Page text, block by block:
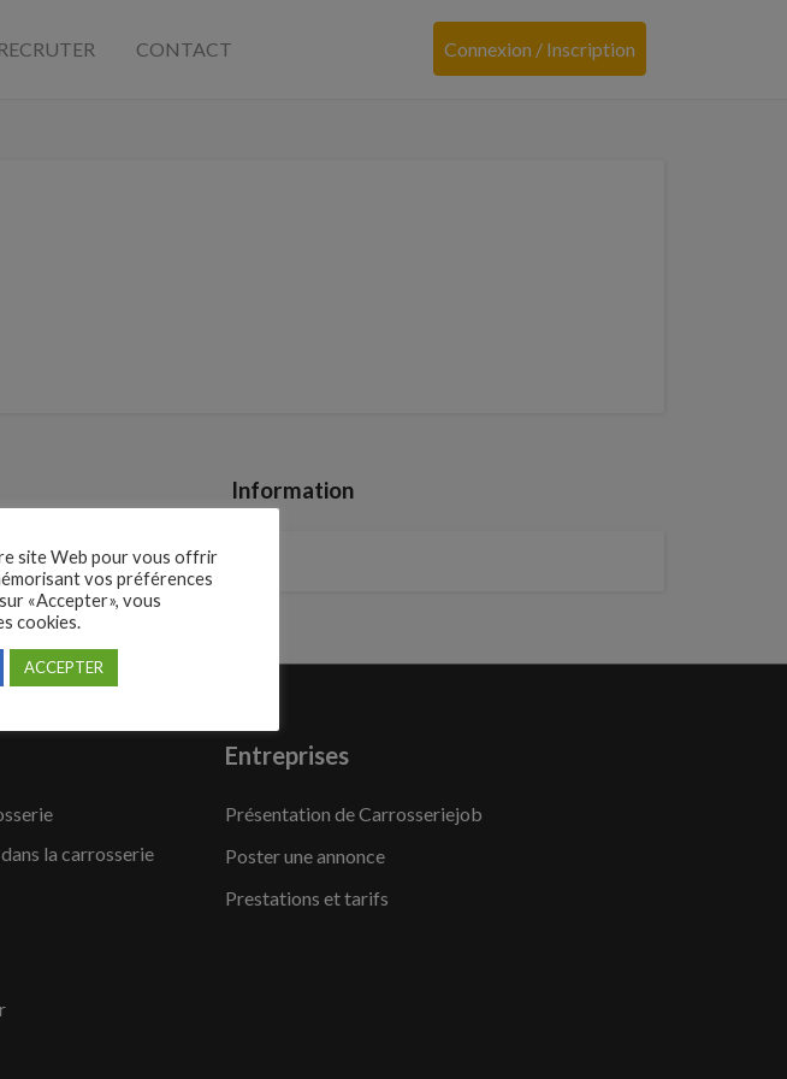
RECRUTER CONTACT Connexion / Inscription
Information
la carrosserie
Entreprises
Présentation de Carrosseriejob
Poster une annonce
Prestations et tarifs
site Web pour vous offrir
vos préférences
«Accepter», vous
cookies.
ACCEPTER